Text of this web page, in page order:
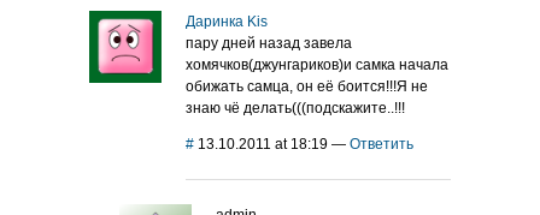
Даринка Kis
пару дней назад завела
хомячков(джунгариков)и самка начала
обижать самца, он её боится!!!Я не
знаю чё делать(((подскажите..!!!
# 13.10.2011 at 18:19 — Ответить